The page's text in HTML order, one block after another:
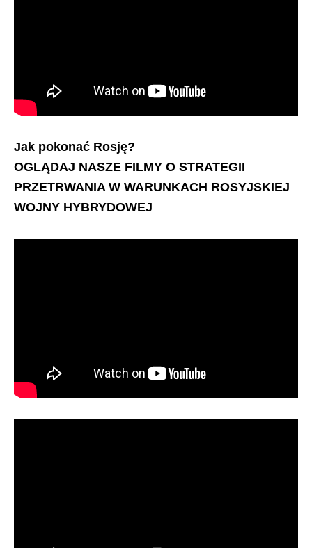
Jak pokonać Rosję?
OGLĄDAJ NASZE FILMY O STRATEGII
PRZETRWANIA W WARUNKACH ROSYJSKIEJ
WOJNY HYBRYDOWEJ